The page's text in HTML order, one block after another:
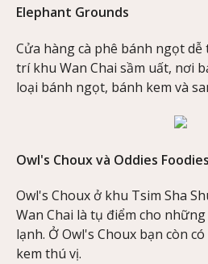
Elephant Grounds
Cửa hàng cà phê bánh ngọt
trí khu Wan Chai sầm uất, nơi
loại bánh ngọt, bánh kem và
Owl's Choux và Oddies Foodies
Owl's Choux ở khu Tsim Sha
Wan Chai là tụ điểm cho
lạnh. Ở Owl's Choux bạn còn
kem thú vị.